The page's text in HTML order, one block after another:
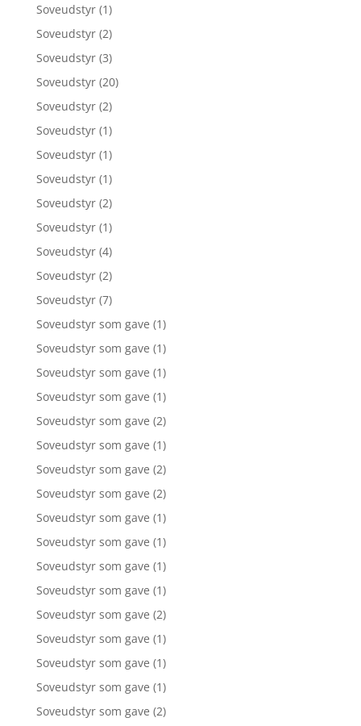
Soveudstyr (1)
Soveudstyr (2)
Soveudstyr (3)
Soveudstyr (20)
Soveudstyr (2)
Soveudstyr (1)
Soveudstyr (1)
Soveudstyr (1)
Soveudstyr (2)
Soveudstyr (1)
Soveudstyr (4)
Soveudstyr (2)
Soveudstyr (7)
Soveudstyr som gave (1)
Soveudstyr som gave (1)
Soveudstyr som gave (1)
Soveudstyr som gave (1)
Soveudstyr som gave (2)
Soveudstyr som gave (1)
Soveudstyr som gave (2)
Soveudstyr som gave (2)
Soveudstyr som gave (1)
Soveudstyr som gave (1)
Soveudstyr som gave (1)
Soveudstyr som gave (1)
Soveudstyr som gave (2)
Soveudstyr som gave (1)
Soveudstyr som gave (1)
Soveudstyr som gave (1)
Soveudstyr som gave (2)